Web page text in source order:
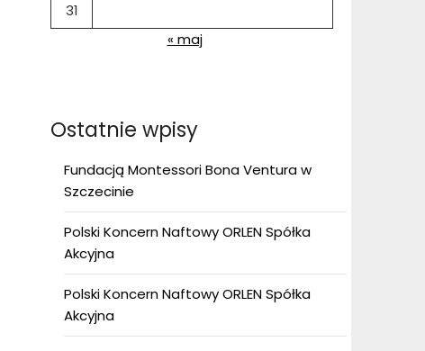
31
« maj
Ostatnie wpisy
Fundacją Montessori Bona Ventura w
Szczecinie
Polski Koncern Naftowy ORLEN Spółka
Akcyjna
Polski Koncern Naftowy ORLEN Spółka
Akcyjna